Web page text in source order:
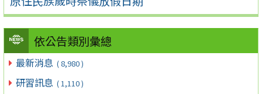
依公告類別彙總
最新消息 ( 8,980 )
研習訊息 ( 1,110 )